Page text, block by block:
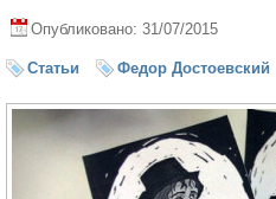
Опубликовано: 31/07/2015
Статьи Федор Достоевский